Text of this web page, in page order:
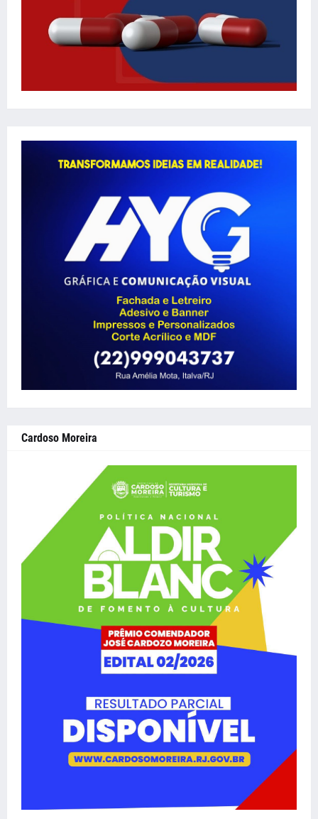
Cardoso Moreira